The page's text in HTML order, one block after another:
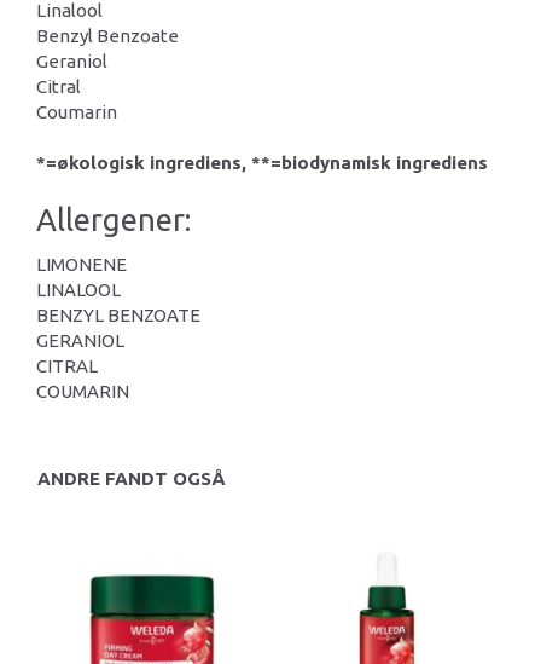
Linalool
Benzyl Benzoate
Geraniol
Citral
Coumarin
*=økologisk ingrediens, **=biodynamisk ingrediens
Allergener:
LIMONENE
LINALOOL
BENZYL BENZOATE
GERANIOL
CITRAL
COUMARIN
ANDRE FANDT OGSÅ